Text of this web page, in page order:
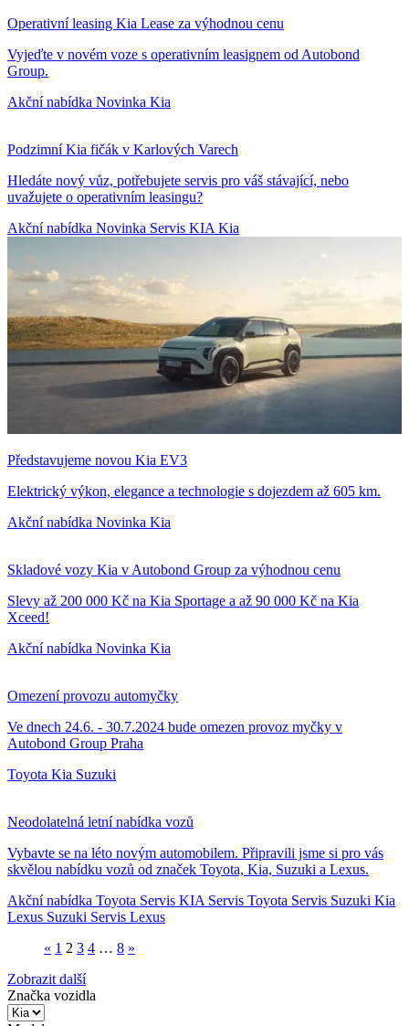
Operativní leasing Kia Lease za výhodnou cenu
Vyjeďte v novém voze s operativním leasignem od Autobond
Group.
Akční nabídka Novinka Kia
Podzimní Kia fičák v Karlových Varech
Hledáte nový vůz, potřebujete servis pro váš stávající, nebo
uvažujete o operativním leasingu?
Akční nabídka Novinka Servis KIA Kia
Představujeme novou Kia EV3
Elektrický výkon, elegance a technologie s dojezdem až 605 km.
Akční nabídka Novinka Kia
Skladové vozy Kia v Autobond Group za výhodnou cenu
Slevy až 200 000 Kč na Kia Sportage a až 90 000 Kč na Kia
Xceed!
Akční nabídka Novinka Kia
Omezení provozu automyčky
Ve dnech 24.6. - 30.7.2024 bude omezen provoz myčky v
Autobond Group Praha
Toyota Kia Suzuki
Neodolatelná letní nabídka vozů
Vybavte se na léto novým automobilem. Připravili jsme si pro vás
skvělou nabídku vozů od značek Toyota, Kia, Suzuki a Lexus.
Akční nabídka Toyota Servis KIA Servis Toyota Servis Suzuki Kia
Lexus Suzuki Servis Lexus
« 1 2 3 4 … 8 »
Zobrazit další
Značka vozidla